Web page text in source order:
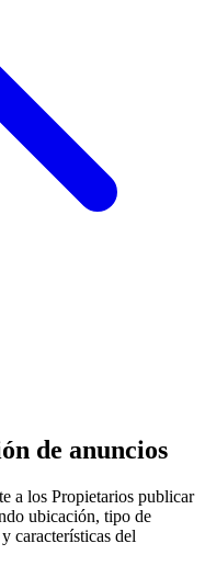
de anuncios
a los Propietarios publicar
ubicación, tipo de
características del